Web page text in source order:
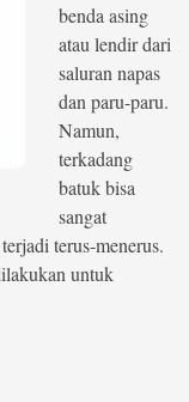
benda asing
atau lendir dari
saluran napas
dan paru-paru.
Namun,
terkadang
batuk bisa
sangat
terus-menerus.
untuk